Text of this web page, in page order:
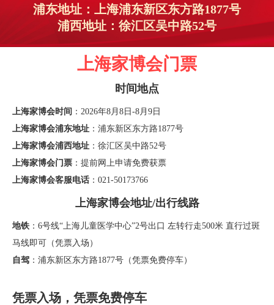
浦东地址：上海浦东新区东方路1877号
浦西地址：徐汇区吴中路52号
上海家博会门票
时间地点
上海家博会时间 ：2026年8月8日-8月9日
上海家博会浦东地址 ：浦东新区东方路1877号
上海家博会浦西地址 ：徐汇区吴中路52号
上海家博会门票 ：提前网上申请免费获票
上海家博会客服电话 ：021-50173766
上海家博会地址/出行线路
地铁 ：6号线“上海儿童医学中心”2号出口 左转行走500米 直行过斑
马线即可（凭票入场）
自驾 ：浦东新区东方路1877号（凭票免费停车）
凭票入场，凭票免费停车